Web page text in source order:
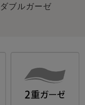
ダブルガーゼ